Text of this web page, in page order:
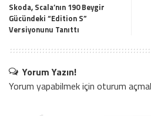
Skoda, Scala’nın 190 Beygir
Gücündeki “Edition S”
Versiyonunu Tanıttı
Yorum Yazın!
Yorum yapabilmek için oturum